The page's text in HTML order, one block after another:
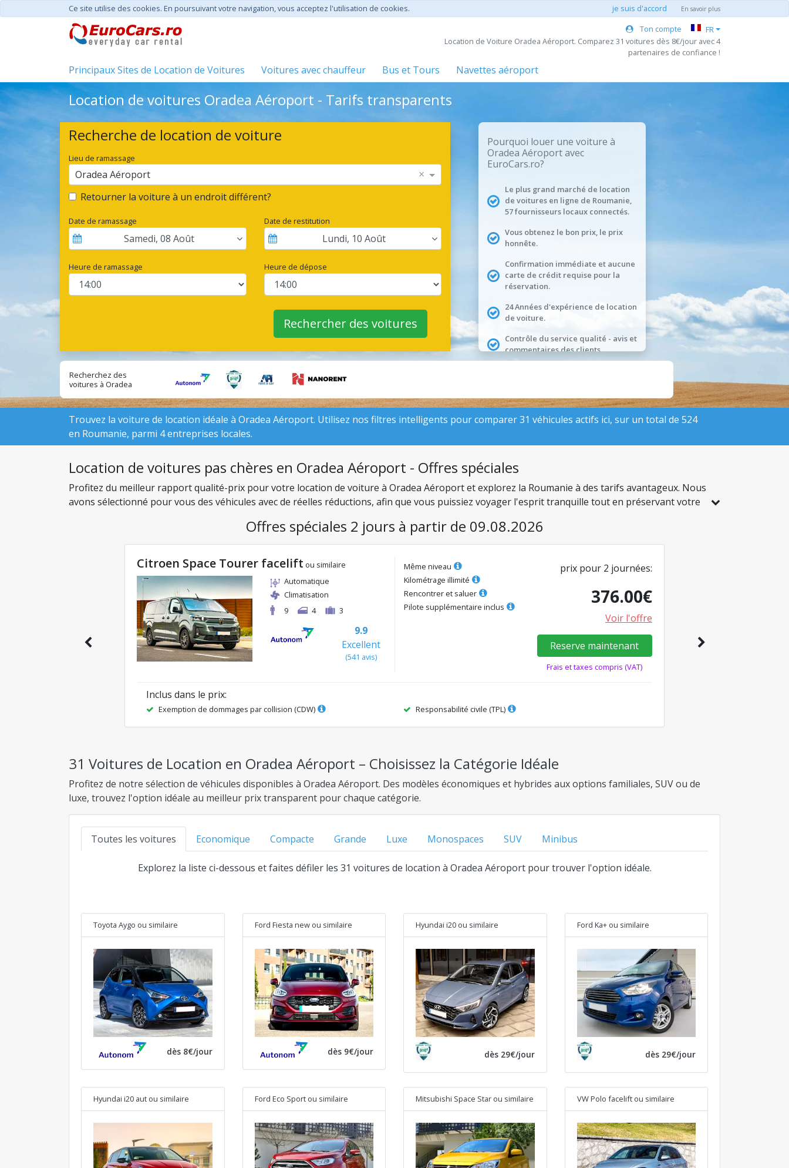
Ce site utilise des cookies. En poursuivant votre navigation, vous acceptez l'utilisation de cookies. je suis d'accord En savoir plus
Ton compte
FR
Location de Voiture Oradea Aéroport. Comparez 31 voitures dès 8€/jour avec 4
partenaires de confiance !
Principaux Sites de Location de Voitures Voitures avec chauffeur Bus et Tours Navettes aéroport
Location de voitures Oradea Aéroport - Tarifs transparents
Recherche de location de voiture
Lieu de ramassage
Oradea Aéroport ×
Retourner la voiture à un endroit différent?
Date de ramassage
Samedi, 08 Août
Date de restitution
Lundi, 10 Août
Heure de ramassage Heure de dépose
Rechercher des voitures
Pourquoi louer une voiture à
Oradea Aéroport avec
EuroCars.ro?
Le plus grand marché de location
de voitures en ligne de Roumanie,
57 fournisseurs locaux connectés.
Vous obtenez le bon prix, le prix
honnête.
Confirmation immédiate et aucune
carte de crédit requise pour la
réservation.
24 Années d'expérience de location
de voiture.
Contrôle du service qualité - avis et
commentaires des clients.
Recherchez des
voitures à Oradea
d'entreprises
Trouvez la voiture de location idéale à Oradea Aéroport. Utilisez nos filtres intelligents pour comparer 31 véhicules actifs ici, sur un total de 524
en Roumanie, parmi 4 entreprises locales.
Location de voitures pas chères en Oradea Aéroport - Offres spéciales
Profitez du meilleur rapport qualité-prix pour votre location de voiture à Oradea Aéroport et explorez la Roumanie à des tarifs avantageux. Nous
avons sélectionné pour vous des véhicules avec de réelles réductions, afin que vous puissiez voyager l'esprit tranquille tout en préservant votre
Offres spéciales 2 jours à partir de 09.08.2026
Citroen Space Tourer facelift ou similaire
Automatique
Climatisation
9
4 3
9.9
Excellent
(541 avis)
Même niveau
Kilométrage illimité
Rencontrer et saluer
Pilote supplémentaire inclus
prix pour 2 journées:
376.00€
Voir l'offre
Reserve maintenant
Frais et taxes compris (VAT)
Inclus dans le prix:
Exemption de dommages par collision (CDW) Responsabilité civile (TPL)
31 Voitures de Location en Oradea Aéroport – Choisissez la Catégorie Idéale
Profitez de notre sélection de véhicules disponibles à Oradea Aéroport. Des modèles économiques et hybrides aux options familiales, SUV ou de
luxe, trouvez l'option idéale au meilleur prix transparent pour chaque catégorie.
Toutes les voitures Economique Compacte Grande Luxe Monospaces SUV Minibus
Explorez la liste ci-dessous et faites défiler les 31 voitures de location à Oradea Aéroport pour trouver l'option idéale.
Toyota Aygo ou similaire
dès 8€/jour
Ford Fiesta new ou similaire
dès 9€/jour
Hyundai i20 ou similaire
dès 29€/jour
Ford Ka+ ou similaire
dès 29€/jour
Hyundai i20 aut ou similaire Ford Eco Sport ou similaire Mitsubishi Space Star ou similaire VW Polo facelift ou similaire